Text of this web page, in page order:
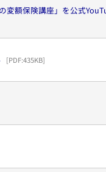
変額保険講座」を公式
[PDF:435KB]